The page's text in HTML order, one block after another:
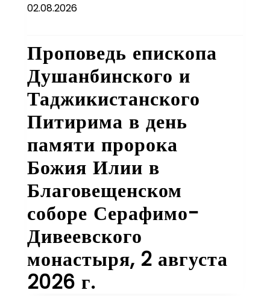
02.08.2026
Проповедь епископа
Душанбинского и
Таджикистанского
Питирима в день
памяти пророка
Божия Илии в
Благовещенском
соборе Серафимо-
Дивеевского
монастыря, 2 августа
2026 г.